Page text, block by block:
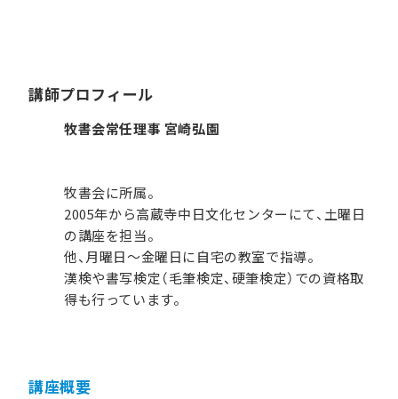
講師プロフィール
牧書会常任理事 宮崎弘園
牧書会に所属。
2005年から高蔵寺中日文化センターにて、土曜日
の講座を担当。
他、月曜日～金曜日に自宅の教室で指導。
漢検や書写検定（毛筆検定、硬筆検定）での資格取
得も行っています。
講座概要